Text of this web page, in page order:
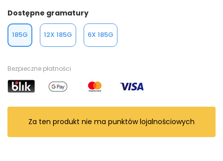
Dostępne gramatury
185G 12X 185G 6X 185G
Bezpieczne płatności
Za ten produkt nie ma punktów lojalnościowych